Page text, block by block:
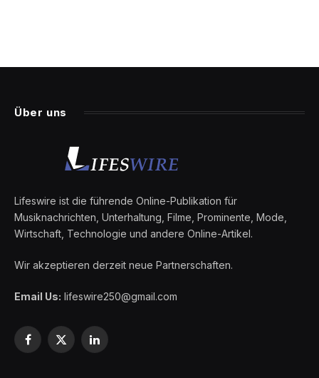
Über uns
Lifeswire ist die führende Online-Publikation für
Musiknachrichten, Unterhaltung, Filme, Prominente, Mode,
Wirtschaft, Technologie und andere Online-Artikel.
Wir akzeptieren derzeit neue Partnerschaften.
Email Us: lifeswire250@gmail.com
Facebook
X
LinkedIn